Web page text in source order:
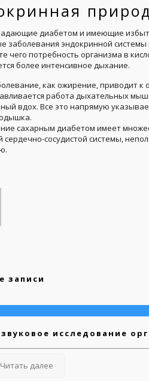
диабетом и имеющие
заболевания эндокринной
чего потребность организма в
более интенсивное дыхание.
как ожирение, приводит к
работа дыхательных
вдох. Все это напрямую
сахарным диабетом имеет
сердечно-сосудистой системы,
записи
исследование
Читать далее